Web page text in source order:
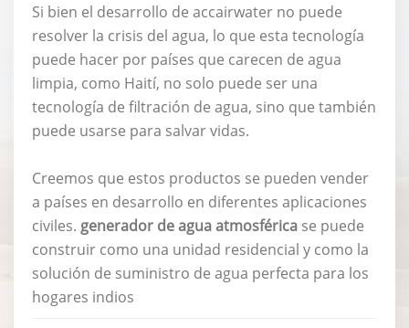
Si bien el desarrollo de accairwater no puede
resolver la crisis del agua, lo que esta tecnología
puede hacer por países que carecen de agua
limpia, como Haití, no solo puede ser una
tecnología de filtración de agua, sino que también
puede usarse para salvar vidas.
Creemos que estos productos se pueden vender
a países en desarrollo en diferentes aplicaciones
civiles. generador de agua atmosférica se puede
construir como una unidad residencial y como la
solución de suministro de agua perfecta para los
hogares indios